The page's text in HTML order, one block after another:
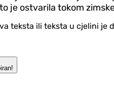
je ostvarila tokom
teksta ili teksta u cjelini je